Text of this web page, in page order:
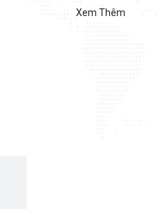
Xem Thêm